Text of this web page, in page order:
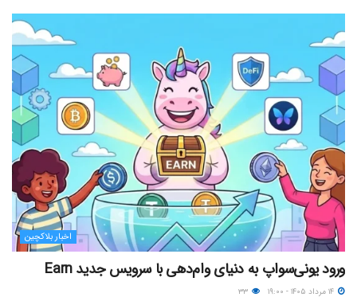
اخبار بلاکچین
ورود یونی‌سواپ به دنیای وام‌دهی با سرویس جدید Earn